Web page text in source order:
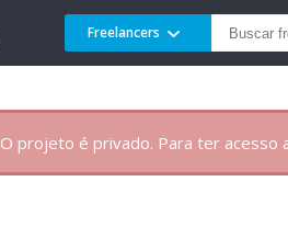
Freelancers
O projeto é privado. Para ter acesso